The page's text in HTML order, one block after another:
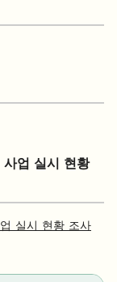
업 실시 현황
실시 현황 조사